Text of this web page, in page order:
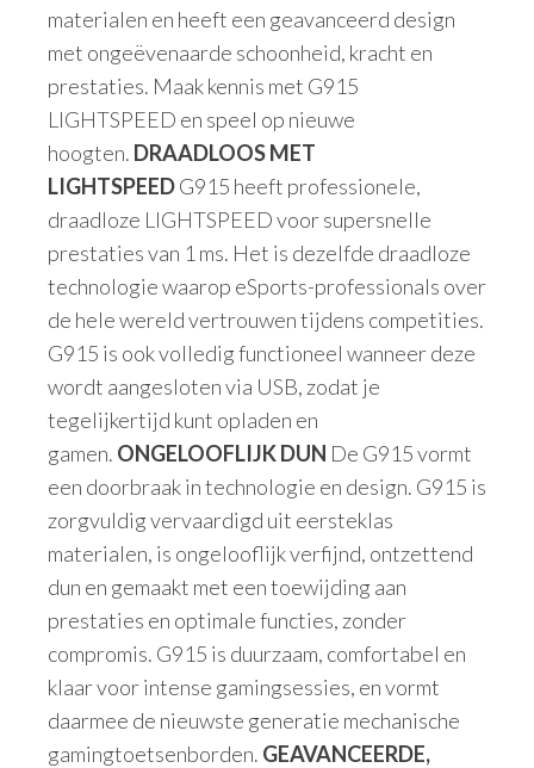
materialen en heeft een geavanceerd design
met ongeëvenaarde schoonheid, kracht en
prestaties. Maak kennis met G915
LIGHTSPEED en speel op nieuwe
hoogten. DRAADLOOS MET
LIGHTSPEEDG915 heeft professionele,
draadloze LIGHTSPEED voor supersnelle
prestaties van 1 ms. Het is dezelfde draadloze
technologie waarop eSports-professionals over
de hele wereld vertrouwen tijdens competities.
G915 is ook volledig functioneel wanneer deze
wordt aangesloten via USB, zodat je
tegelijkertijd kunt opladen en
gamen. ONGELOOFLIJK DUN De G915 vormt
een doorbraak in technologie en design. G915 is
zorgvuldig vervaardigd uit eersteklas
materialen, is ongelooflijk verfijnd, ontzettend
dun en gemaakt met een toewijding aan
prestaties en optimale functies, zonder
compromis. G915 is duurzaam, comfortabel en
klaar voor intense gamingsessies, en vormt
daarmee de nieuwste generatie mechanische
gamingtoetsenborden. GEAVANCEERDE,